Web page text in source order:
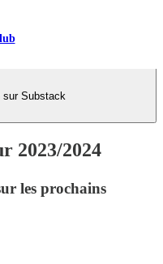
sur Substack
2023/2024
les prochains